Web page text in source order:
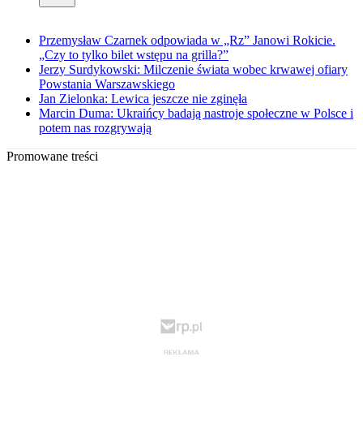
Przemysław Czarnek odpowiada w „Rz” Janowi Rokicie.
„Czy to tylko bilet wstępu na grilla?”
Jerzy Surdykowski: Milczenie świata wobec krwawej ofiary
Powstania Warszawskiego
Jan Zielonka: Lewica jeszcze nie zginęła
Marcin Duma: Ukraińcy badają nastroje społeczne w Polsce i
potem nas rozgrywają
Promowane treści